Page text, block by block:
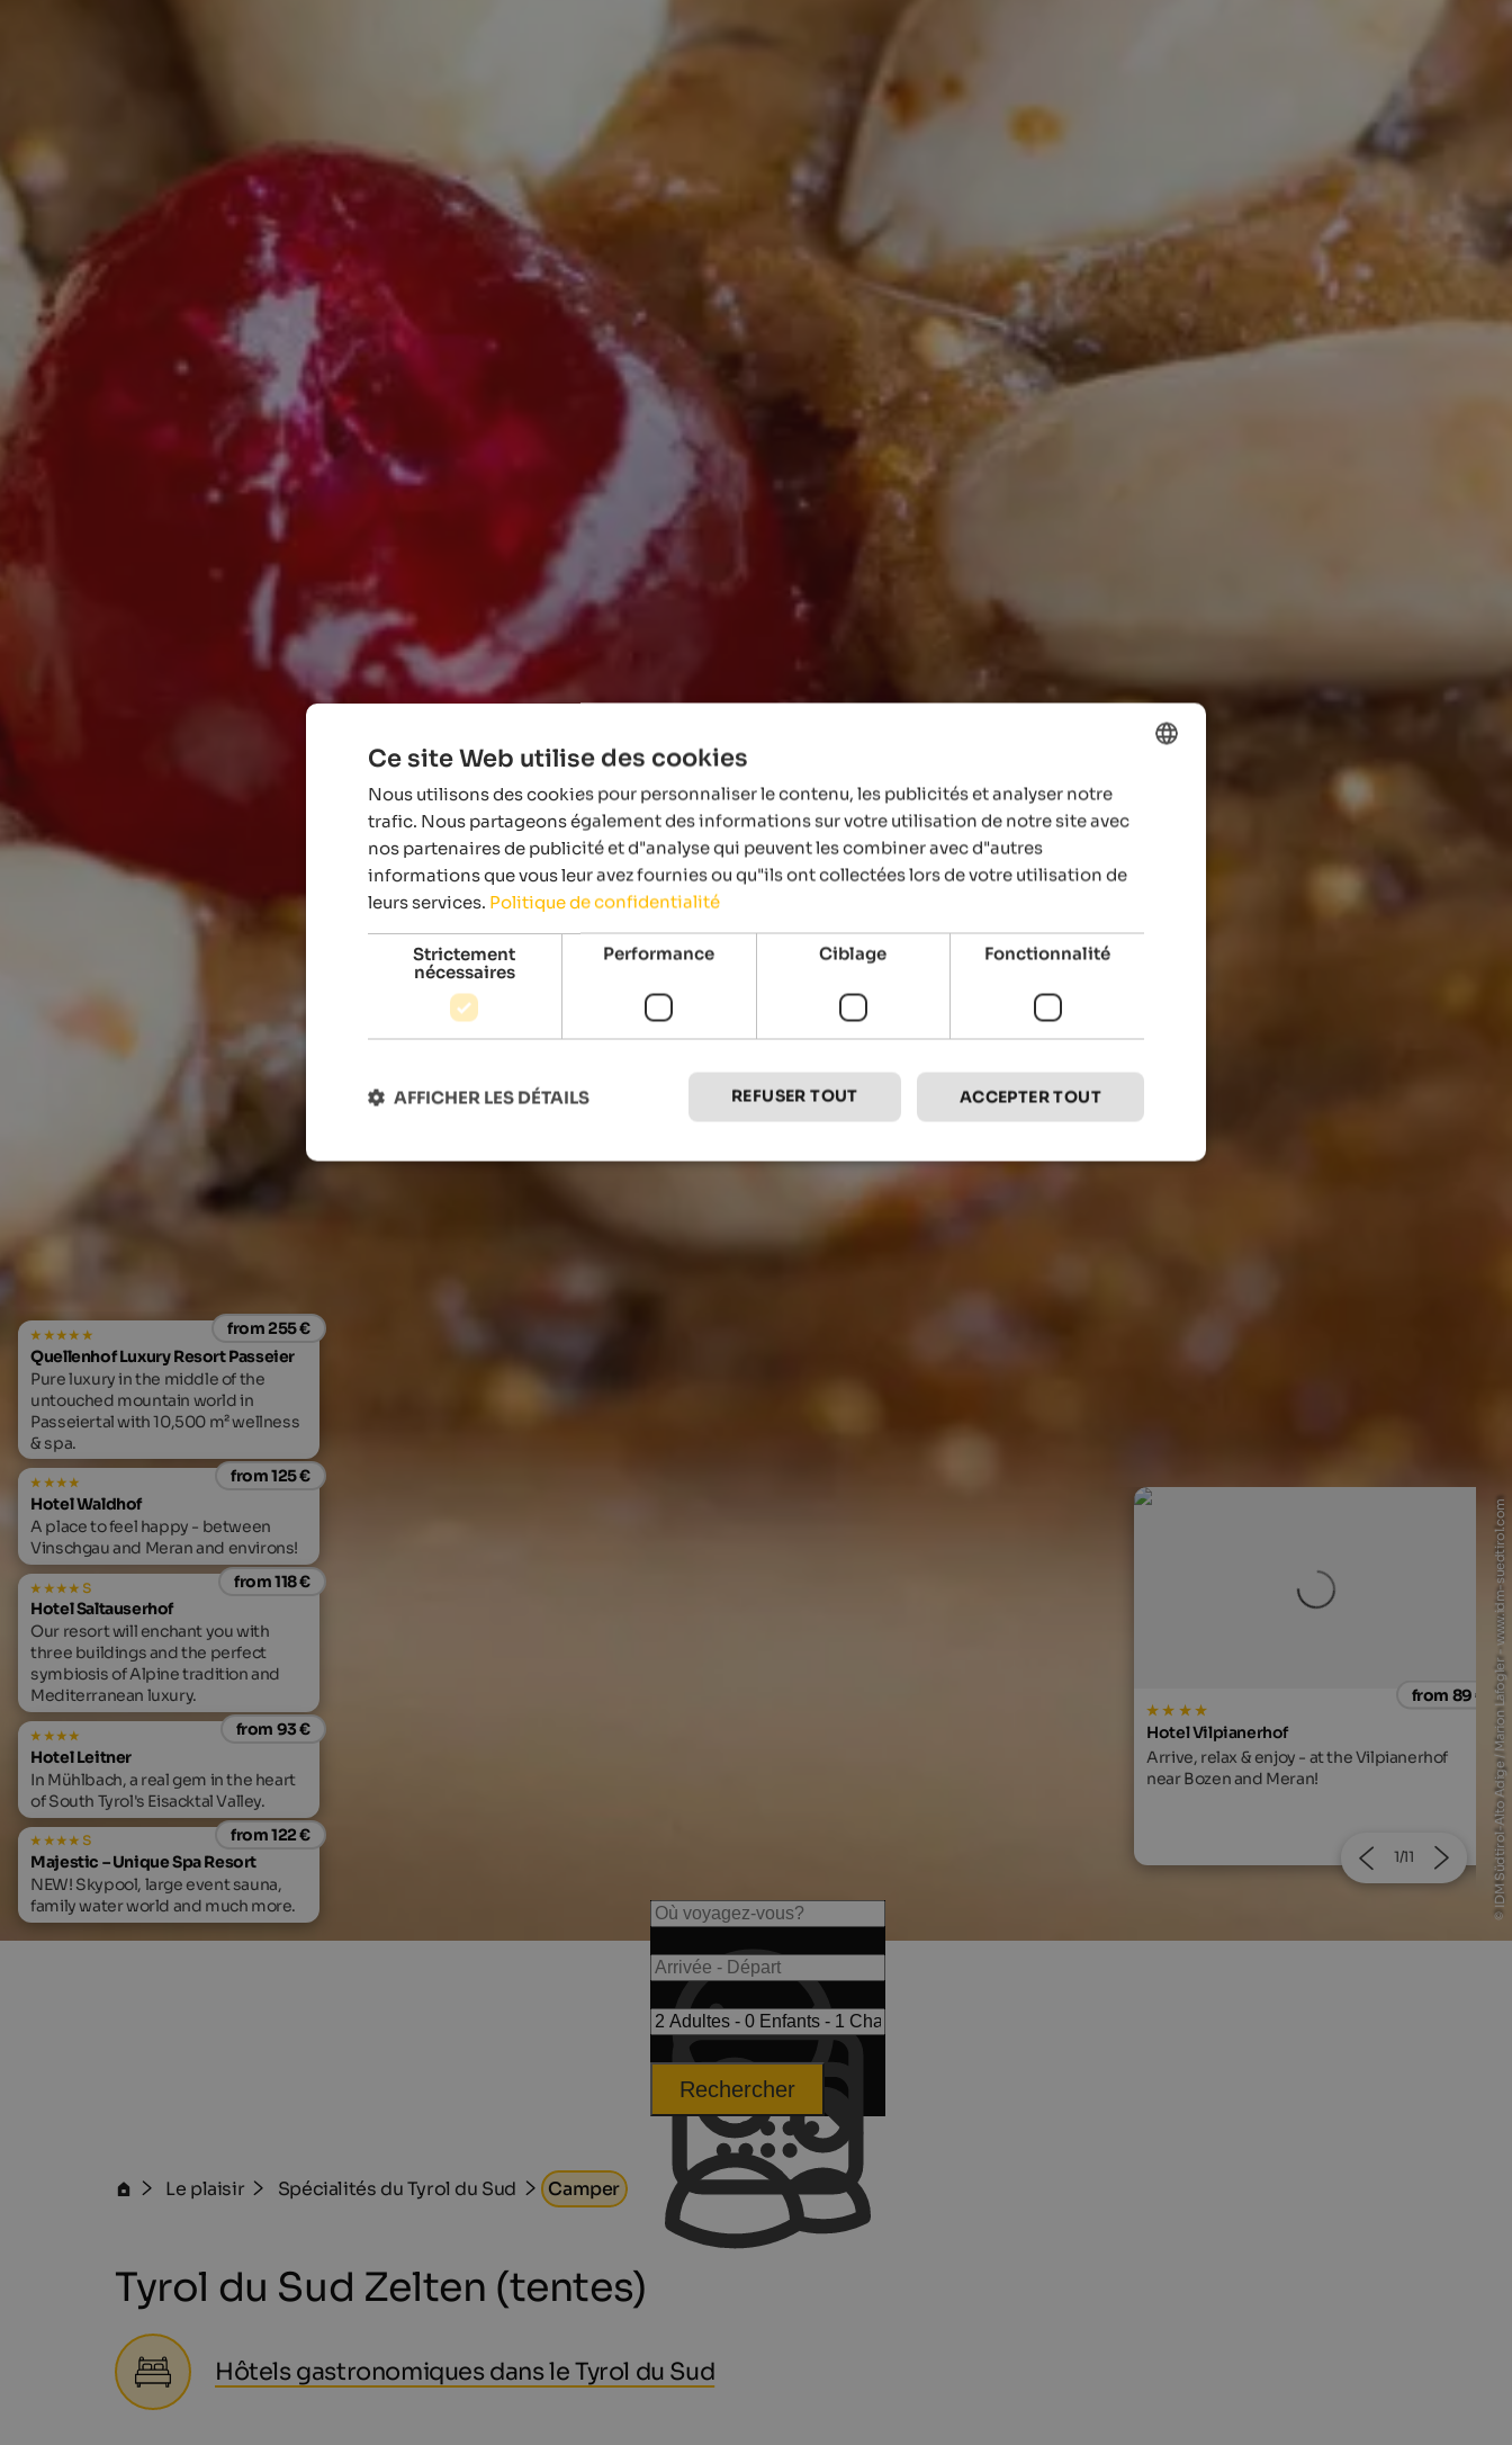
from 255 €
Quellenhof Luxury Resort Passeier
Pure luxury in the middle of the
untouched mountain world in
Passeiertal with 10,500 m² wellness
& spa.
from 125 €
Hotel Waldhof
A place to feel happy - between
Vinschgau and Meran and environs!
from 118 €
s
Hotel Saltauserhof
Our resort will enchant you with
three buildings and the perfect
symbiosis of Alpine tradition and
Mediterranean luxury.
from 93 €
Hotel Leitner
In Mühlbach, a real gem in the heart
of South Tyrol's Eisacktal Valley.
from 122 €
s
Majestic – Unique Spa Resort
NEW! Skypool, large event sauna,
family water world and much more.
from 252
SOLVIE Calm Inspiring Getaway
An inspiring panoramic getaway for lovers
peace.
2/11 © IDM Südtirol-Alto Adige / Marion Lafogler - www.idm-suedtirol.com
Rechercher
Le plaisir Spécialités du Tyrol du Sud Camper
Tyrol du Sud Zelten (tentes)
Hôtels gastronomiques dans le Tyrol du Sud
ENGLISH
FRENCH
Ce site Web utilise des cookies
Nous utilisons des cookies pour personnaliser le contenu, les publicités et analyser notre
trafic. Nous partageons également des informations sur votre utilisation de notre site avec
nos partenaires de publicité et d"analyse qui peuvent les combiner avec d"autres
informations que vous leur avez fournies ou qu"ils ont collectées lors de votre utilisation de
leurs services. Politique de confidentialité
Strictement
nécessaires
Performance Ciblage Fonctionnalité
ACCEPTER TOUT
REFUSER TOUT
AFFICHER LES DÉTAILS